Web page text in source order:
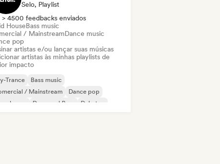
Selo, Playlist
> 4500 feedbacks enviados
HouseBass music
/ MainstreamDance music
pop
artistas e/ou lançar suas músicas
artistas às minhas playlists de
impacto
Trance
Bass music
/ Mainstream
Dance pop
house
Drum and Bass
Dubstep